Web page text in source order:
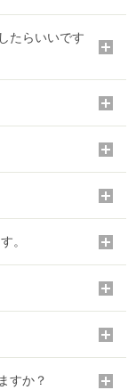
たらいいです
。
すか？